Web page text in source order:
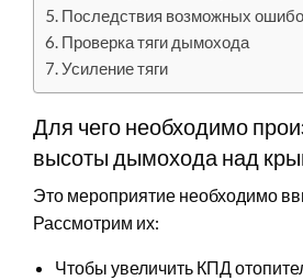
Последствия возможных
Проверка тяги дымохода
Усиление тяги
Для чего необходимо
высоты дымохода над
Это мероприятие необходимо
Рассмотрим их:
Чтобы увеличить КПД